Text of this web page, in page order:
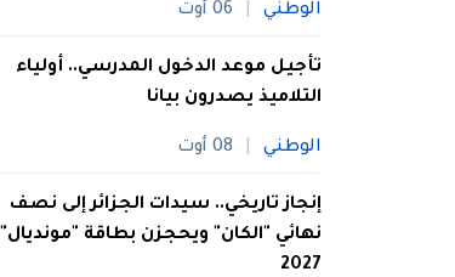
الوطني 06 أوت
تأجيل موعد الدخول المدرسي.. أولياء
التلاميذ يصدرون بيانا
الوطني 08 أوت
إنجاز تاريخي.. سيدات الجزائر إلى نصف
نهائي "الكان" ويحجزن بطاقة "مونديال"
2027